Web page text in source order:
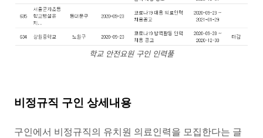
학교 안전요원 구인 인력풀
비정규직 구인 상세내용
구인에서 비정규직의 유치원 의료인력을 모집한다는 글